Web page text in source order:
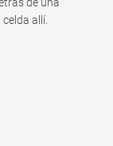
allí.